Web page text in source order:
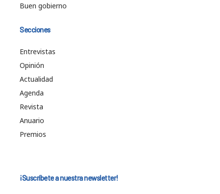
Buen gobierno
Secciones
Entrevistas
Opinión
Actualidad
Agenda
Revista
Anuario
Premios
¡Suscríbete a nuestra newsletter!